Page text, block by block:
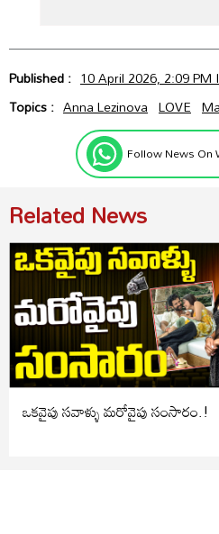
Published : 10 April 2026, 2:09 PM
Topics : Anna Lezinova LOVE
Follow News On
Related News
ఒకవైపు సవాళ్ళు మరోవైపు సంసారం.!